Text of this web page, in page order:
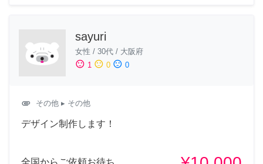
sayuri
女性 / 30代 / 大阪府
sentiment_satisfied 1 sentiment_neutral 0 sentiment_dissatisfied 0
attachment その他 ▸ その他
デザイン制作します！